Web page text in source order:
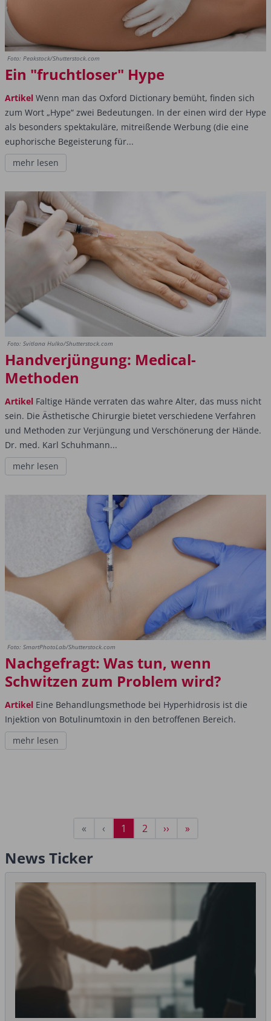
Foto: Peakstock/Shutterstock.com
Ein "fruchtloser" Hype
Artikel Wenn man das Oxford Dictionary bemüht, finden sich
zum Wort „Hype“ zwei Bedeutungen. In der einen wird der Hype
als besonders spektakuläre, mitreißende Werbung (die eine
euphorische Begeisterung für...
mehr lesen
Foto: Svitlana Hulko/Shutterstock.com
Handverjüngung: Medical-
Methoden
Artikel Faltige Hände verraten das wahre Alter, das muss nicht
sein. Die Ästhetische Chirurgie bietet verschiedene Verfahren
und Methoden zur Verjüngung und Verschönerung der Hände.
Dr. med. Karl Schuhmann...
mehr lesen
Foto: SmartPhotoLab/Shutterstock.com
Nachgefragt: Was tun, wenn
Schwitzen zum Problem wird?
Artikel Eine Behandlungsmethode bei Hyperhidrosis ist die
Injektion von Botulinumtoxin in den betroffenen Bereich.
mehr lesen
Seitennummerierung
Erste
«
Vorherige
‹
Aktuelle
1 Seite
2
Nächste
››
Letzte
»
News Ticker